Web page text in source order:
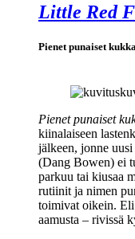
Little Red
Pienet punaiset
Pienet punaiset
kiinalaiseen
jälkeen, jonne
(Dang Bowen) ei
parkuu tai kiusaa
rutiinit ja nimen
toimivat oikein. Eli
aamusta – rivissä